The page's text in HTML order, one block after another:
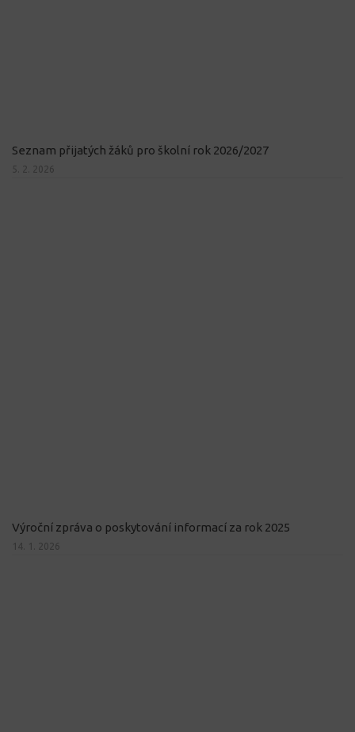
Seznam přijatých žáků pro školní rok 2026/2027
5. 2. 2026
Výroční zpráva o poskytování informací za rok 2025
14. 1. 2026